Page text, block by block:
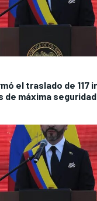
el traslado de 117
de máxima seguridad